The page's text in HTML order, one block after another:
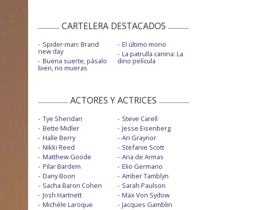
CARTELERA DESTACADOS
Spider-man: Brand
new day
Buena suerte, pásalo
bien, no mueras
El último mono
La patrulla canina: La
dino película
ACTORES Y ACTRICES
Tye Sheridan
Bette Midler
Halle Berry
Nikki Reed
Matthew Goode
Pilar Bardem
Dany Boon
Sacha Baron Cohen
Josh Hartnett
Michèle Laroque
Steve Carell
Jesse Eisenberg
Ari Graynor
Stefanie Scott
Ana de Armas
Elio Germano
Amber Tamblyn
Sarah Paulson
Max Von Sydow
Jacques Gamblin